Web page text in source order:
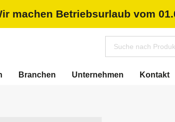
machen Betriebsurlaub vom
Branchen Unternehmen Kontakt